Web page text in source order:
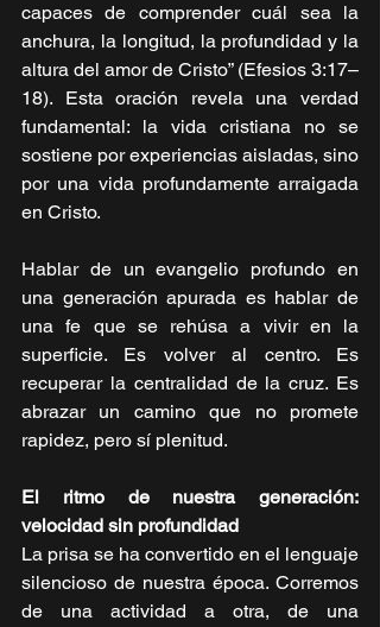
capaces de comprender cuál sea la
anchura, la longitud, la profundidad y la
altura del amor de Cristo” (Efesios 3:17–
18). Esta oración revela una verdad
fundamental: la vida cristiana no se
sostiene por experiencias aisladas, sino
por una vida profundamente arraigada
en Cristo.
Hablar de un evangelio profundo en
una generación apurada es hablar de
una fe que se rehúsa a vivir en la
superficie. Es volver al centro. Es
recuperar la centralidad de la cruz. Es
abrazar un camino que no promete
rapidez, pero sí plenitud.
El ritmo de nuestra generación:
velocidad sin profundidad
La prisa se ha convertido en el lenguaje
silencioso de nuestra época. Corremos
de una actividad a otra, de una